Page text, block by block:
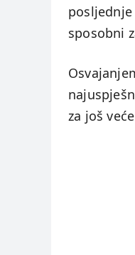
sposobni
za još